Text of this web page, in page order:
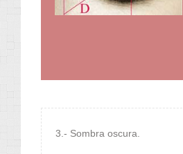
3.- Sombra oscura.